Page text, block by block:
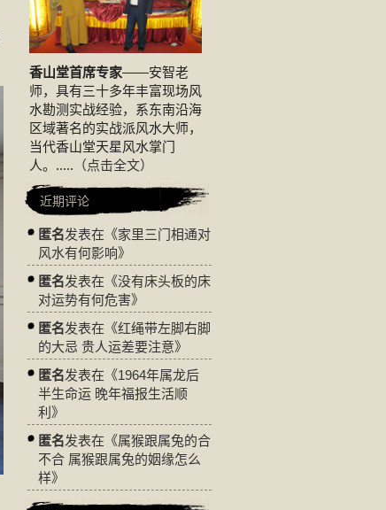
香山堂首席专家——安智老
师，具有三十多年丰富现场风
水勘测实战经验，系东南沿海
区域著名的实战派风水大师，
当代香山堂天星风水掌门
人。..... （点击全文）
近期评论
匿名发表在《家里三门相通对
风水有何影响》
匿名发表在《没有床头板的床
对运势有何危害》
匿名发表在《红绳带左脚右脚
的大忌 贵人运差要注意》
匿名发表在《1964年属龙后
半生命运 晚年福报生活顺
利 》
匿名发表在《属猴跟属兔的合
不合 属猴跟属兔的姻缘怎么
样》